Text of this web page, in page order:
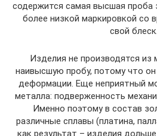
содержится самая высшая проба
более низкой маркировкой со
свой блеск.
Изделия не производятся
наивысшую пробу, потому что
деформации. Еще неприятный
металла: подверженность
Именно поэтому в состав
различные сплавы (платина,
как результат – изделия